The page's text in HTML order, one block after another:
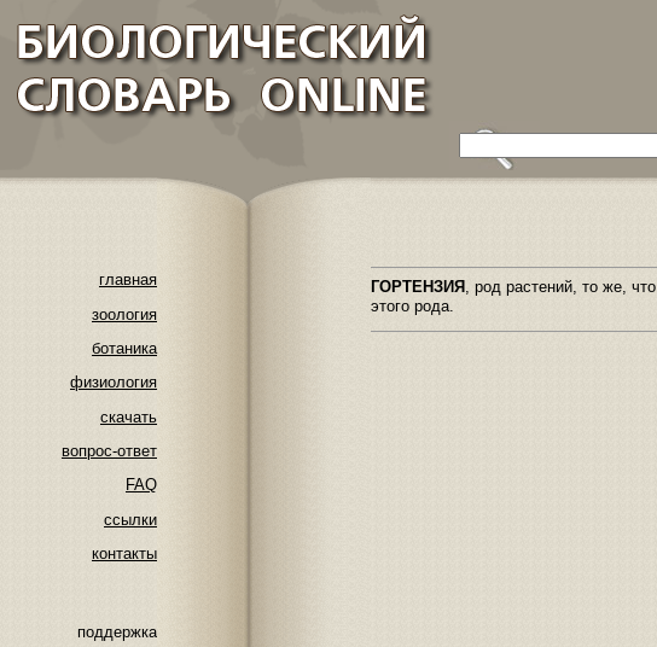
главная
зоология
ботаника
физиология
скачать
вопрос-ответ
FAQ
ссылки
контакты
поддержка
ГОРТЕНЗИЯ , род растений, то же, что
этого рода.